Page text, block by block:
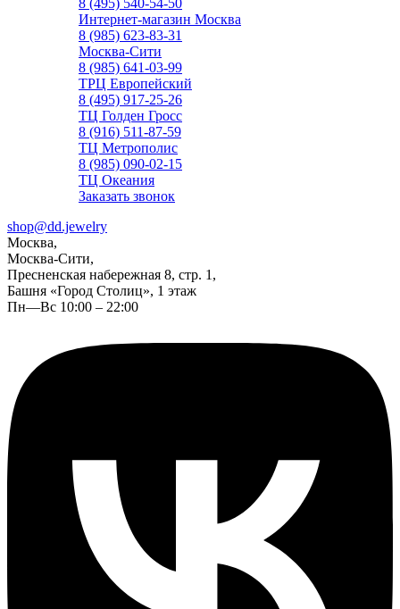
8 (495) 540-54-50
Интернет-магазин Москва
8 (985) 623-83-31
Москва-Сити
8 (985) 641-03-99
ТРЦ Европейский
8 (495) 917-25-26
ТЦ Голден Гросс
8 (916) 511-87-59
ТЦ Метрополис
8 (985) 090-02-15
ТЦ Океания
Заказать звонок
shop@dd.jewelry
Москва,
Москва-Сити,
Пресненская набережная 8, стр. 1,
Башня «Город Столиц», 1 этаж
Пн—Вс 10:00 – 22:00